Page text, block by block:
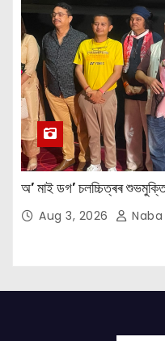
অ’ মাই ডগ’ চলচ্চিত্ৰৰ
Aug 3, 2026